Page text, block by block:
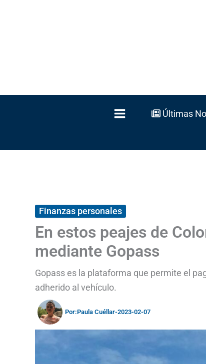
Últimas
Finanzas personales
En estos peajes de
mediante Gopass
Gopass es la plataforma que permite el
adherido al vehículo.
Por:Paula Cuéllar-2023-02-07